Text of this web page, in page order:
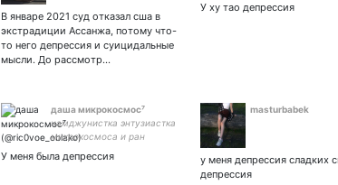
#FreeNavalny
#СвободуПолитзаключенным
В январе 2021 суд отказал сша в
экстрадиции Ассанжа, потому что-
то него депрессия и суицидальные
мысли. До рассмотр…
У ху тао депрессия
даша микрокосмос⁷
намджунистка энтузиастка
микрокосмоса и ран
пишу про секс и любовь к
У меня была депрессия
masturbabek
у меня депрессия сладких
депрессия